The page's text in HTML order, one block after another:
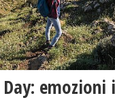
emozioni